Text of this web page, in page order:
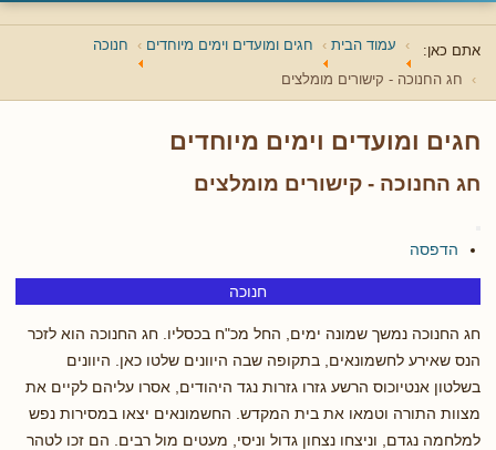
אתם כאן: עמוד הבית חגים ומועדים וימים מיוחדים חנוכה
חג החנוכה - קישורים מומלצים
חגים ומועדים וימים מיוחדים
חג החנוכה - קישורים מומלצים
הדפסה
חנוכה
חג החנוכה נמשך שמונה ימים, החל מכ"ח בכסליו. חג החנוכה הוא לזכר
הנס שאירע לחשמונאים, בתקופה שבה היוונים שלטו כאן. היוונים
בשלטון אנטיוכוס הרשע גזרו גזרות נגד היהודים, אסרו עליהם לקיים את
מצוות התורה וטמאו את בית המקדש. החשמונאים יצאו במסירות נפש
למלחמה נגדם, וניצחו נצחון גדול וניסי, מעטים מול רבים. הם זכו לטהר